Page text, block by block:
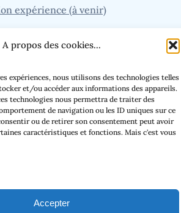
A propos des cookies...
expériences, nous utilisons des technologies telles
et/ou accéder aux informations des appareils.
technologies nous permettra de traiter des
de navigation ou les ID uniques sur ce
ou de retirer son consentement peut avoir
caractéristiques et fonctions. Mais c'est vous
Accepter
expérience (à venir)
Facebook Threads InstagramBluesky
© 2023 | Made with love by